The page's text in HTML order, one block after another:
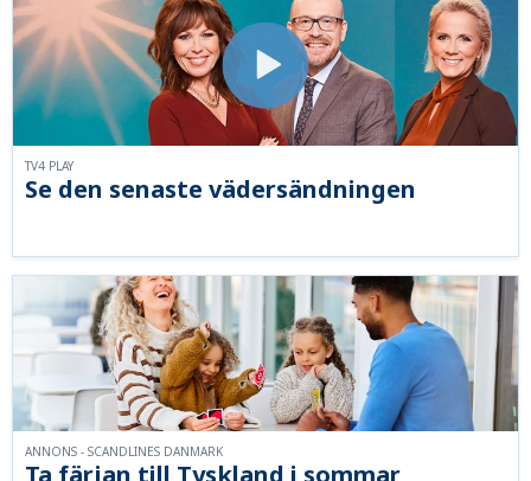
Se den senaste vädersändningen
TV4 PLAY
ANNONS - SCANDLINES DANMARK